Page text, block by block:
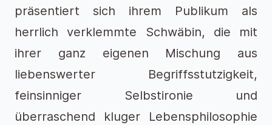
präsentiert sich ihrem Publikum als
herrlich verklemmte Schwäbin, die mit
ihrer ganz eigenen Mischung aus
liebenswerter Begriffsstutzigkeit,
feinsinniger Selbstironie und
überraschend kluger Lebensphilosophie